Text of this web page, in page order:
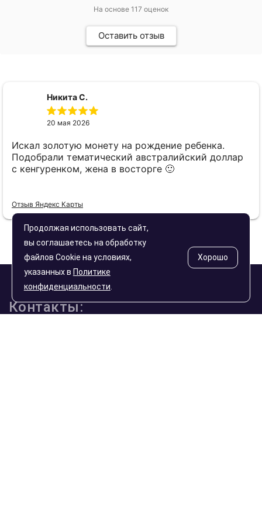
На основе 117 оценок
Оставить отзыв
Никита С.
20 мая 2026
Искал золотую монету на рождение ребенка.
Подобрали тематический австралийский доллар
с кенгуренком, жена в восторге 🙂
Отзыв Яндекс Карты
Контакты:
Продолжая использовать сайт,
вы соглашаетесь на обработку
файлов Cookie на условиях,
указанных в Политике
конфиденциальности
Хорошо